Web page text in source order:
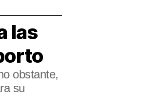
las
obstante,
su